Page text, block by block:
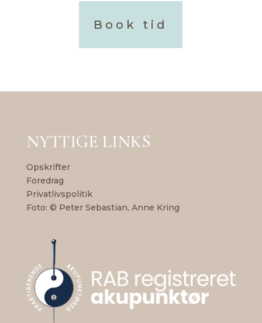
Book tid
NYTTIGE LINKS
Opskrifter
Foredrag
Privatlivspolitik
Foto: © Peter Sebastian, Anne Kring